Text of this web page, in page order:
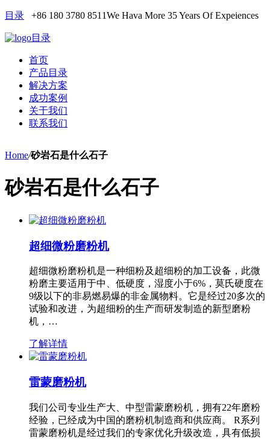
目录 +86 180 3780 8511We Hava More 35 Years Of Expeiences
目录
首页
产品目录
解决方案
成功案例
关于我们
联系我们
Home/砂岩石是什么石子
砂岩石是什么石子
超细微粉磨粉机
超细微粉磨粉机是一种细粉及超细粉的加工设备，此微
粉磨主要适用于中、低硬度，湿度小于6%，莫氏硬度在
9级以下的非易燃易爆的非金属物料。它是经过20多次的
试验和改进，为超细粉的生产而研发制造的新型磨粉
机，…
了解详情
雷蒙磨粉机
我们公司专业生产大、中型雷蒙磨粉机，拥有22年磨粉
经验，已经成为中国的磨粉机制造商和供应商。 R系列
雷蒙磨粉机是经过我们的专家优化升级改造，具有低损